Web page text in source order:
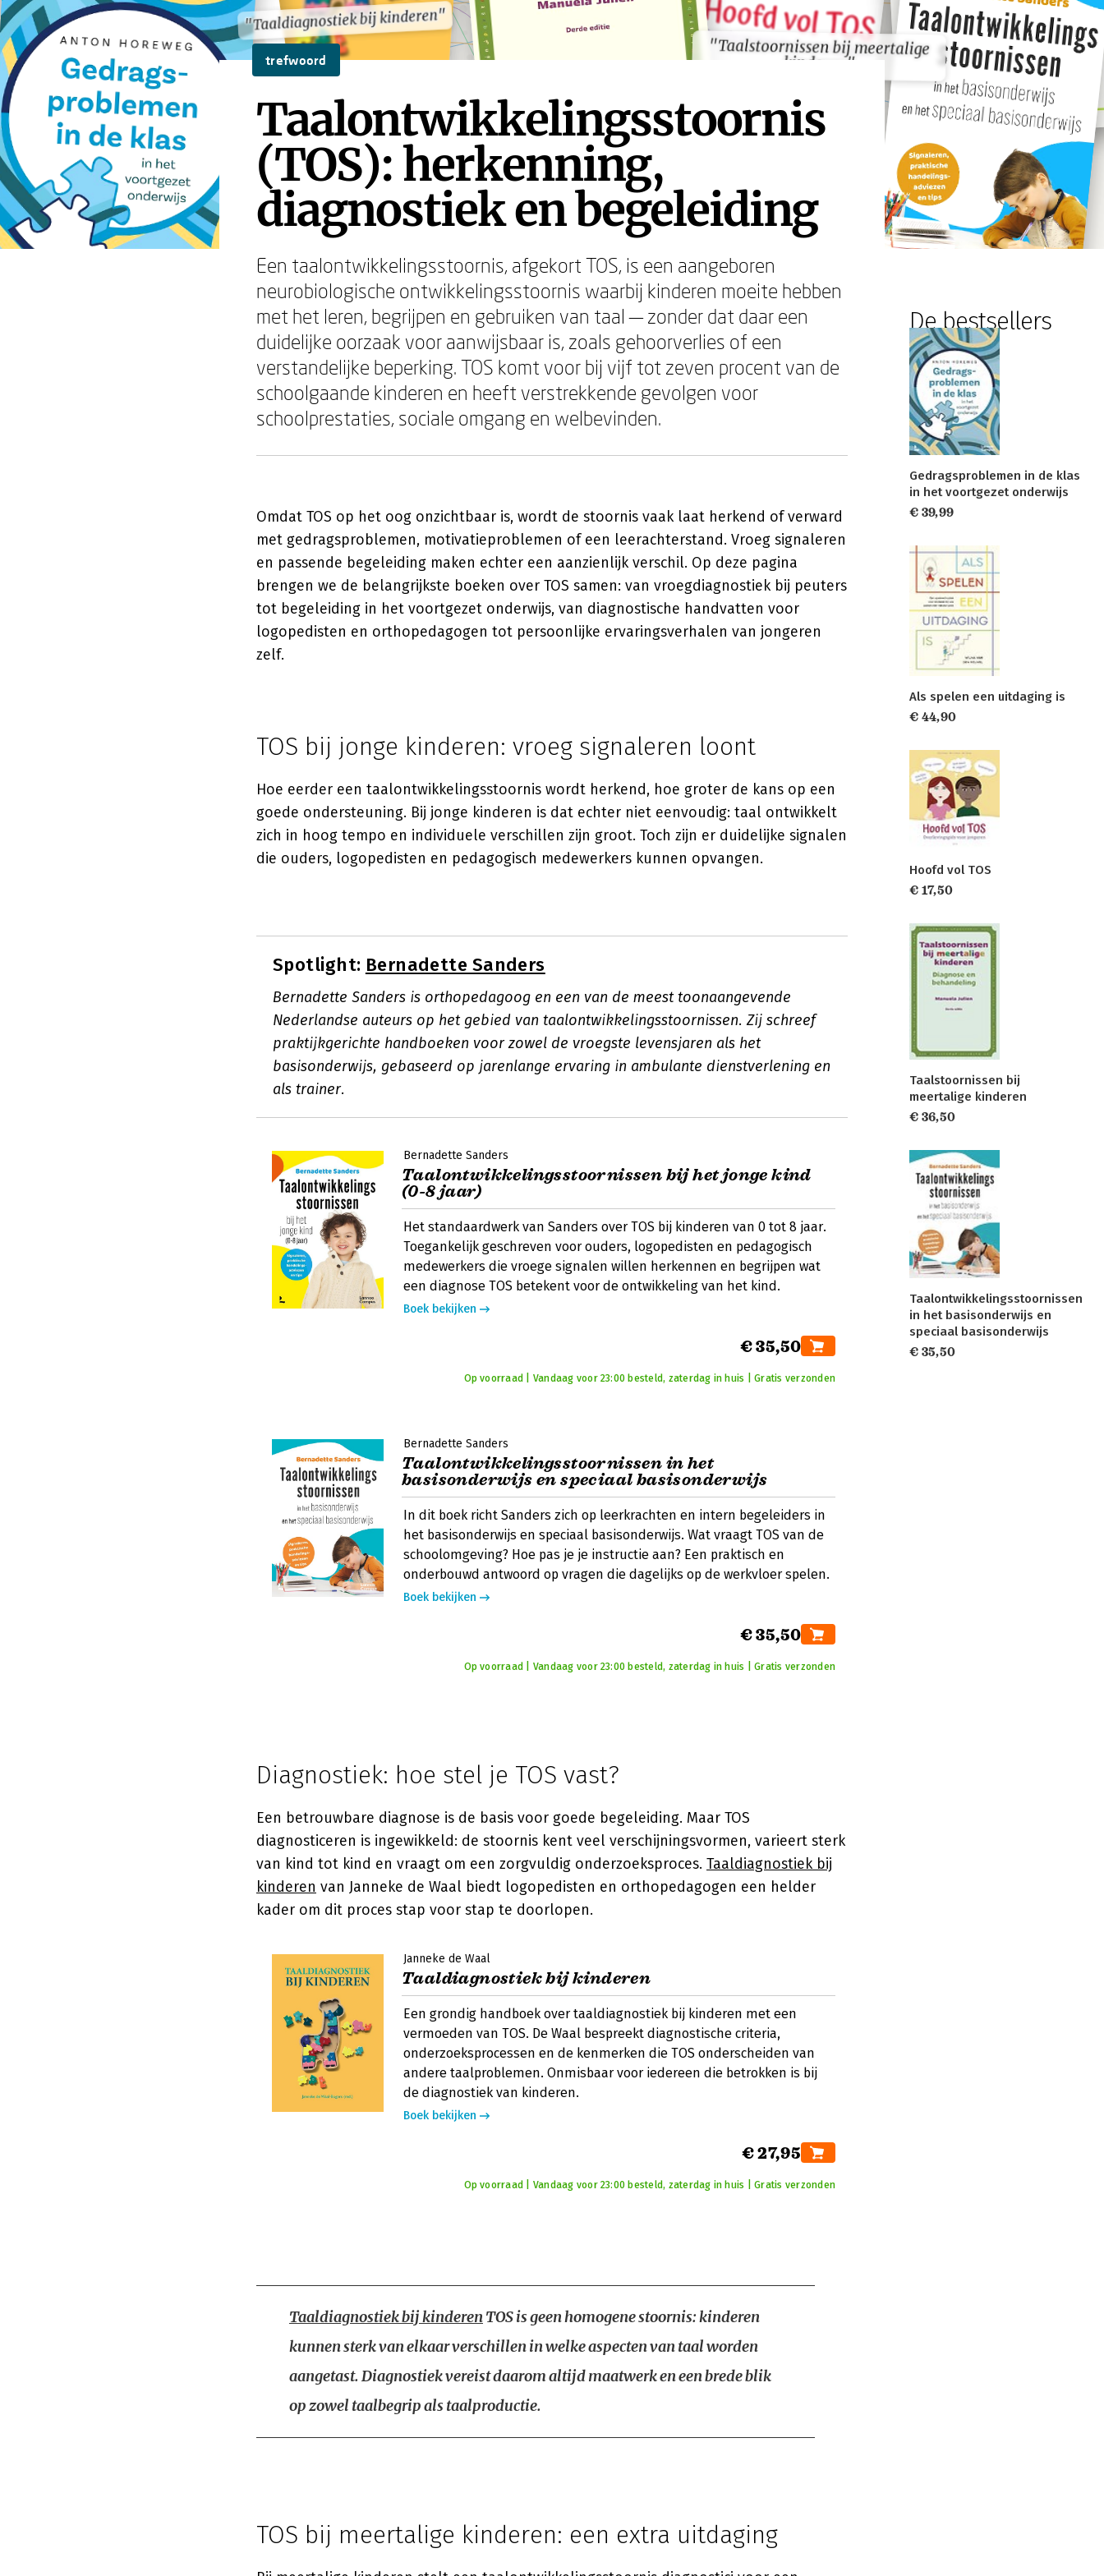
"Taaldiagnostiek bij kinderen"
"Taalstoornissen bij meertalige
kinderen"
"Taaldiagnostiek bij kinderen"
"Taalstoornissen bij meertalige
kinderen"
trefwoord
Taalontwikkelingsstoornis
(TOS): herkenning,
diagnostiek en begeleiding
Een taalontwikkelingsstoornis, afgekort TOS, is een aangeboren
neurobiologische ontwikkelingsstoornis waarbij kinderen moeite hebben
met het leren, begrijpen en gebruiken van taal — zonder dat daar een
duidelijke oorzaak voor aanwijsbaar is, zoals gehoorverlies of een
verstandelijke beperking. TOS komt voor bij vijf tot zeven procent van de
schoolgaande kinderen en heeft verstrekkende gevolgen voor
schoolprestaties, sociale omgang en welbevinden.
Omdat TOS op het oog onzichtbaar is, wordt de stoornis vaak laat herkend of verward
met gedragsproblemen, motivatieproblemen of een leerachterstand. Vroeg signaleren
en passende begeleiding maken echter een aanzienlijk verschil. Op deze pagina
brengen we de belangrijkste boeken over TOS samen: van vroegdiagnostiek bij peuters
tot begeleiding in het voortgezet onderwijs, van diagnostische handvatten voor
logopedisten en orthopedagogen tot persoonlijke ervaringsverhalen van jongeren
zelf.
TOS bij jonge kinderen: vroeg signaleren loont
Hoe eerder een taalontwikkelingsstoornis wordt herkend, hoe groter de kans op een
goede ondersteuning. Bij jonge kinderen is dat echter niet eenvoudig: taal ontwikkelt
zich in hoog tempo en individuele verschillen zijn groot. Toch zijn er duidelijke signalen
die ouders, logopedisten en pedagogisch medewerkers kunnen opvangen.
Spotlight: Bernadette Sanders
Bernadette Sanders is orthopedagoog en een van de meest toonaangevende
Nederlandse auteurs op het gebied van taalontwikkelingsstoornissen. Zij schreef
praktijkgerichte handboeken voor zowel de vroegste levensjaren als het
basisonderwijs, gebaseerd op jarenlange ervaring in ambulante dienstverlening en
als trainer.
Bernadette Sanders
Taalontwikkelingsstoornissen bij het jonge kind
(0-8 jaar)
Het standaardwerk van Sanders over TOS bij kinderen van 0 tot 8 jaar.
Toegankelijk geschreven voor ouders, logopedisten en pedagogisch
medewerkers die vroege signalen willen herkennen en begrijpen wat
een diagnose TOS betekent voor de ontwikkeling van het kind.
Boek bekijken
€ 35,50
Op voorraad | Vandaag voor 23:00 besteld, zaterdag in huis | Gratis verzonden
Bernadette Sanders
Taalontwikkelingsstoornissen in het
basisonderwijs en speciaal basisonderwijs
In dit boek richt Sanders zich op leerkrachten en intern begeleiders in
het basisonderwijs en speciaal basisonderwijs. Wat vraagt TOS van de
schoolomgeving? Hoe pas je je instructie aan? Een praktisch en
onderbouwd antwoord op vragen die dagelijks op de werkvloer spelen.
Boek bekijken
€ 35,50
Op voorraad | Vandaag voor 23:00 besteld, zaterdag in huis | Gratis verzonden
Diagnostiek: hoe stel je TOS vast?
Een betrouwbare diagnose is de basis voor goede begeleiding. Maar TOS
diagnosticeren is ingewikkeld: de stoornis kent veel verschijningsvormen, varieert sterk
van kind tot kind en vraagt om een zorgvuldig onderzoeksproces. Taaldiagnostiek bij
kinderen van Janneke de Waal biedt logopedisten en orthopedagogen een helder
kader om dit proces stap voor stap te doorlopen.
Janneke de Waal
Taaldiagnostiek bij kinderen
Een grondig handboek over taaldiagnostiek bij kinderen met een
vermoeden van TOS. De Waal bespreekt diagnostische criteria,
onderzoeksprocessen en de kenmerken die TOS onderscheiden van
andere taalproblemen. Onmisbaar voor iedereen die betrokken is bij
de diagnostiek van kinderen.
Boek bekijken
€ 27,95
Op voorraad | Vandaag voor 23:00 besteld, zaterdag in huis | Gratis verzonden
Taaldiagnostiek bij kinderenTOS is geen homogene stoornis: kinderen
kunnen sterk van elkaar verschillen in welke aspecten van taal worden
aangetast. Diagnostiek vereist daarom altijd maatwerk en een brede blik
op zowel taalbegrip als taalproductie.
TOS bij meertalige kinderen: een extra uitdaging
De bestsellers
Gedragsproblemen in de klas
in het voortgezet onderwijs
€ 39,99
Als spelen een uitdaging is
€ 44,90
Hoofd vol TOS
€ 17,50
Taalstoornissen bij
meertalige kinderen
€ 36,50
Taalontwikkelingsstoornissen
in het basisonderwijs en
speciaal basisonderwijs
€ 35,50